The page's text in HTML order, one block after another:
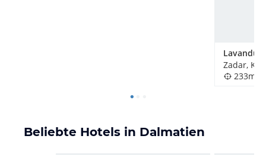
Lavandula
Zadar,
233m
Beliebte Hotels in Dalmatien